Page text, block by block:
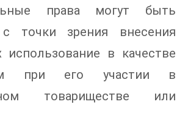
права могут быть
точки зрения внесения
использование в качестве
при его участии в
товариществе или